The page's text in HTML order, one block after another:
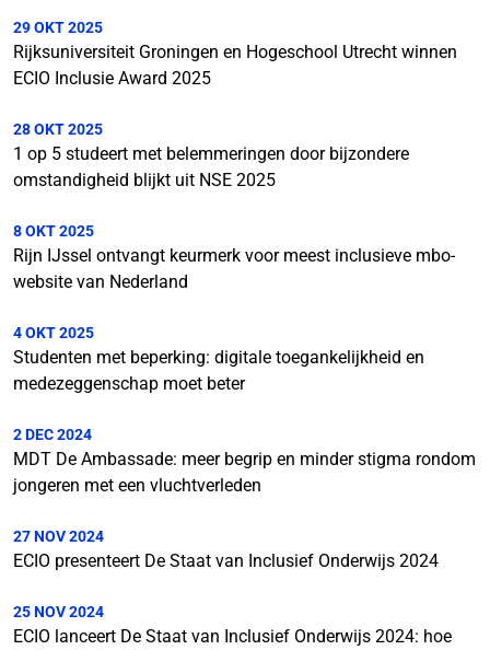
29 OKT 2025
Rijksuniversiteit Groningen en Hogeschool Utrecht winnen
ECIO Inclusie Award 2025
28 OKT 2025
1 op 5 studeert met belemmeringen door bijzondere
omstandigheid blijkt uit NSE 2025
8 OKT 2025
Rijn IJssel ontvangt keurmerk voor meest inclusieve mbo-
website van Nederland
4 OKT 2025
Studenten met beperking: digitale toegankelijkheid en
medezeggenschap moet beter
2 DEC 2024
MDT De Ambassade: meer begrip en minder stigma rondom
jongeren met een vluchtverleden
27 NOV 2024
ECIO presenteert De Staat van Inclusief Onderwijs 2024
25 NOV 2024
ECIO lanceert De Staat van Inclusief Onderwijs 2024: hoe